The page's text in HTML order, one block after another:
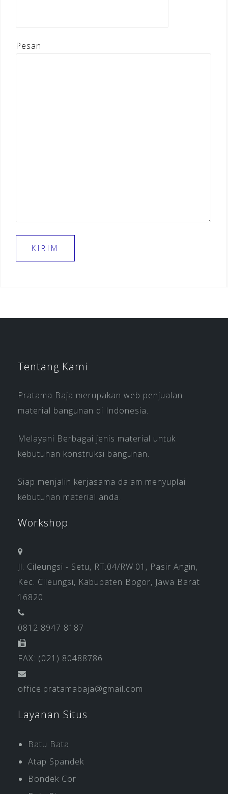
Pesan
Tentang Kami
Pratama Baja merupakan web penjualan
material bangunan di Indonesia.
Melayani Berbagai jenis material untuk
kebutuhan konstruksi bangunan.
Siap menjalin kerjasama dalam menyuplai
kebutuhan material anda.
Workshop
Jl. Cileungsi - Setu, RT.04/RW.01, Pasir Angin,
Kec. Cileungsi, Kabupaten Bogor, Jawa Barat
16820
0812 8947 8187
FAX: (021) 80488786
office.pratamabaja@gmail.com
Layanan Situs
Batu Bata
Atap Spandek
Bondek Cor